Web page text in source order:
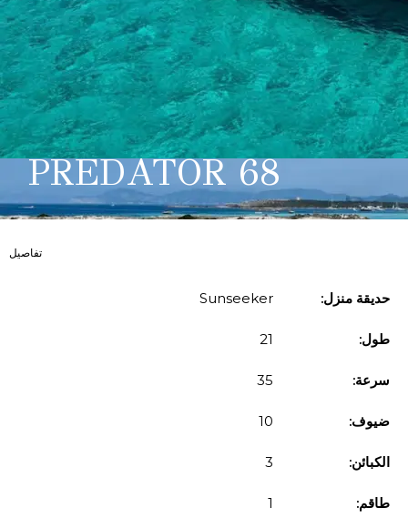
PREDATOR 68
تفاصيل
حديقة منزل: Sunseeker
طول: 21
سرعة: 35
ضيوف: 10
الكبائن: 3
طاقم: 1